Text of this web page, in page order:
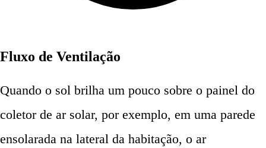
Fluxo de Ventilação
Quando o sol brilha um pouco sobre o painel do
coletor de ar solar, por exemplo, em uma parede
ensolarada na lateral da habitação, o ar